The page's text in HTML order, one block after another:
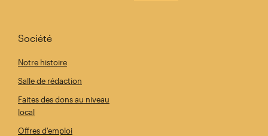
Société
Notre histoire
Salle de rédaction
Faites des dons au niveau
local
Offres d'emploi